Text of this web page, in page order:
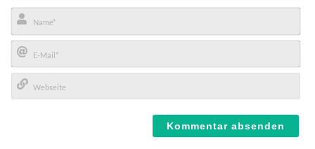
Name*
E-
Mail*